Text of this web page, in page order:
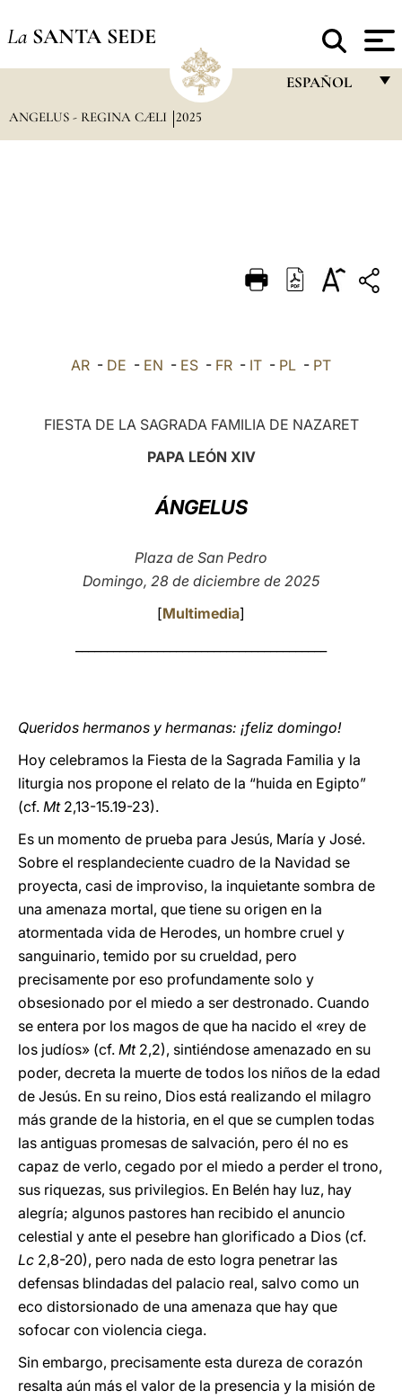
La SANTA SEDE
ESPAÑOL
DEUTSCH
العربيّة
LATINE
ANGELUS - REGINA CÆLI 2025
AR - DE - EN - ES - FR - IT - PL - PT
FIESTA DE LA SAGRADA FAMILIA DE NAZARET
PAPA LEÓN XIV
ÁNGELUS
Plaza de San Pedro
Domingo, 28 de diciembre de 2025
[Multimedia]
Queridos hermanos y hermanas: ¡feliz domingo!
Hoy celebramos la Fiesta de la Sagrada Familia y la
liturgia nos propone el relato de la “huida en Egipto”
(cf. Mt2,13-15.19-23).
Es un momento de prueba para Jesús, María y José.
Sobre el resplandeciente cuadro de la Navidad se
proyecta, casi de improviso, la inquietante sombra de
una amenaza mortal, que tiene su origen en la
atormentada vida de Herodes, un hombre cruel y
sanguinario, temido por su crueldad, pero
precisamente por eso profundamente solo y
obsesionado por el miedo a ser destronado. Cuando
se entera por los magos de que ha nacido el «rey de
los judíos» (cf. Mt2,2), sintiéndose amenazado en su
poder, decreta la muerte de todos los niños de la edad
de Jesús. En su reino, Dios está realizando el milagro
más grande de la historia, en el que se cumplen todas
las antiguas promesas de salvación, pero él no es
capaz de verlo, cegado por el miedo a perder el trono,
sus riquezas, sus privilegios. En Belén hay luz, hay
alegría; algunos pastores han recibido el anuncio
celestial y ante el pesebre han glorificado a Dios (cf.
Lc 2,8-20), pero nada de esto logra penetrar las
defensas blindadas del palacio real, salvo como un
eco distorsionado de una amenaza que hay que
sofocar con violencia ciega.
Sin embargo, precisamente esta dureza de corazón
resalta aún más el valor de la presencia y la misión de